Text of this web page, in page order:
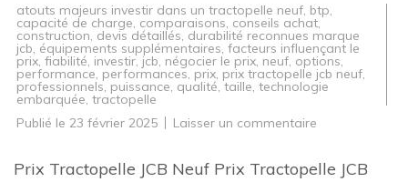
atouts majeurs investir dans un tractopelle neuf, btp,
capacité de charge, comparaisons, conseils achat,
construction, devis détaillés, durabilité reconnues marque
jcb, équipements supplémentaires, facteurs influençant le
prix, fiabilité, investir, jcb, négocier le prix, neuf, options,
performance, performances, prix, prix tractopelle jcb neuf,
professionnels, puissance, qualité,taille, technologie
embarquée, tractopelle
Publié le 23 février 2025 Laisser un commentaire
Prix
Prix Tractopelle JCB Neuf Prix Tractopelle JCB